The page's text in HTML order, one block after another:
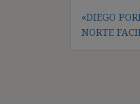
de
«DIEGO
NORTE